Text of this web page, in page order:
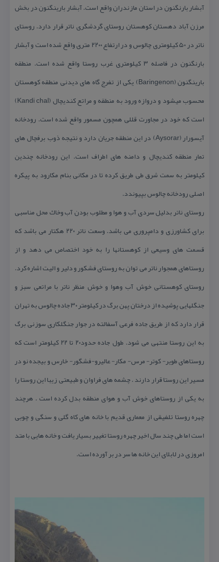
آبشار بارنگنون در استان مازندران واقع است. آبشار بارینگنون در بخش
مرزن آباد دهستان كوهستان روستای گردشگری ناتر قرار دارد. روستای
ناتر در ۵۰ كیلومتری چالوس و در ارتفاع ۲۲۰۰ متری واقع شده است و آبشار
بارنگنون در فاصله ۳ كیلومتری غرب روستا واقع شده است. منطقه
بارینگنون (Baringenon) یكی از تفرج گاه های دیدنی منطقه كوهستان
محسوب میشود و دروازه ورود به منطقه و مراتع كندیچال (Kandi chal)
است كه خود در مجاورت قللی همچون مسمور واقع شده است. رودخانه
آیسورار (Aysorar) در این منطقه جریان دارد و نتیجه ذوب برفچال های
تمار منطقه كندیچال و دامنه های اطراف است. این رودخانه چندین
كیلومتر به سمت شرق طی طریق كرده تا در مكانی بنام مكارود به پیكره
اصلی رودخانه چالوس بپیوندد.
روستای ناتر بدلیل سردی آب و هوا و مطلوب بودن آب وخاك محل مناسبی
برای كشاورزی و دامپروری می باشد. وسعت ناتر ۲۲۰ هكتار می باشد كه
قسمت های وسیعی از كوهستانها را به خود اختصاص می دهد و از
روستاهای همجوار ناتر می توان به روستای فشكور و دلیر و الیت اشاره كرد.
روستای كوهستانی خوش آب وهوا و خوش منظر ناتر با مراتعی سبز و
جنگلهایی پوشیده از درختان پهن برگ در كیلومتر ۳۰ جاده چالوس به تهران
قرار دارد كه از طریق جاده فرعی آسفالته در جوار جنگلكاری سوزنی برگ
به این روستا منتهی می شود. طول جاده حدود۲۰ تا ۲۲ كیلومتر است كه
روستاهای طویر- كوتر- مرس- مكار- عالیرو-فشگور- خارس و بیجده نو در
مسیر این روستا قرار دارند . چشمه های فراوان و طبیعتی زیبا این روستا را
به یكی از روستاهای خوش آب و هوای منطقه بدل كرده است . هرچند
چهره روستا تلفیقی از معماری قدیم با خانه های كاه گلی و سنگی و چوبی
است اما طی چند سال اخیر چهره روستا تغییر بسیار یافت و خانه هایی با متد
امروزی در لابلای این خانه ها سر در بر آورده است.